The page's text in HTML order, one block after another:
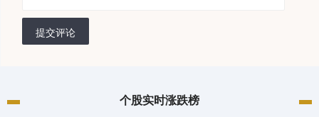
提交评论
个股实时涨跌榜